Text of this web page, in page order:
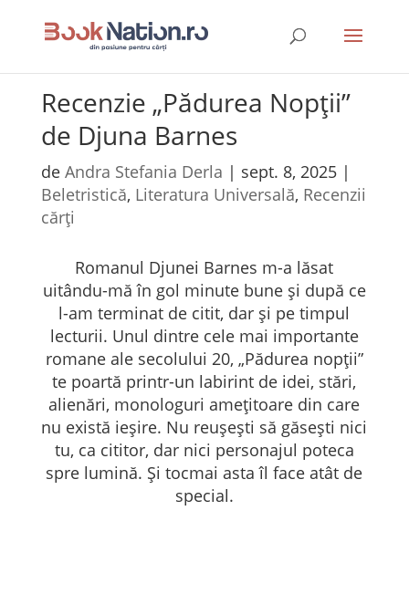
Recenzie „Pădurea Nopții”
de Djuna Barnes
de Andra Stefania Derla | sept. 8, 2025|
Beletristică, Literatura Universală, Recenzii
cărți
Romanul Djunei Barnes m-a lăsat
uitându-mă în gol minute bune și după ce
l-am terminat de citit, dar și pe timpul
lecturii. Unul dintre cele mai importante
romane ale secolului 20, „Pădurea nopții”
te poartă printr-un labirint de idei, stări,
alienări, monologuri amețitoare din care
nu există ieșire. Nu reușești să găsești nici
tu, ca cititor, dar nici personajul poteca
spre lumină. Și tocmai asta îl face atât de
special.